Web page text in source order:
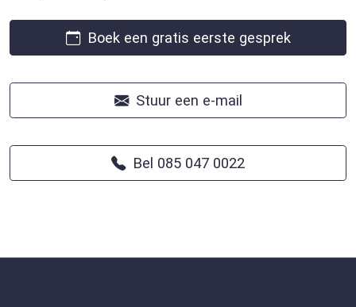
Boek een gratis eerste gesprek
Stuur een e-mail
Bel 085 047 0022